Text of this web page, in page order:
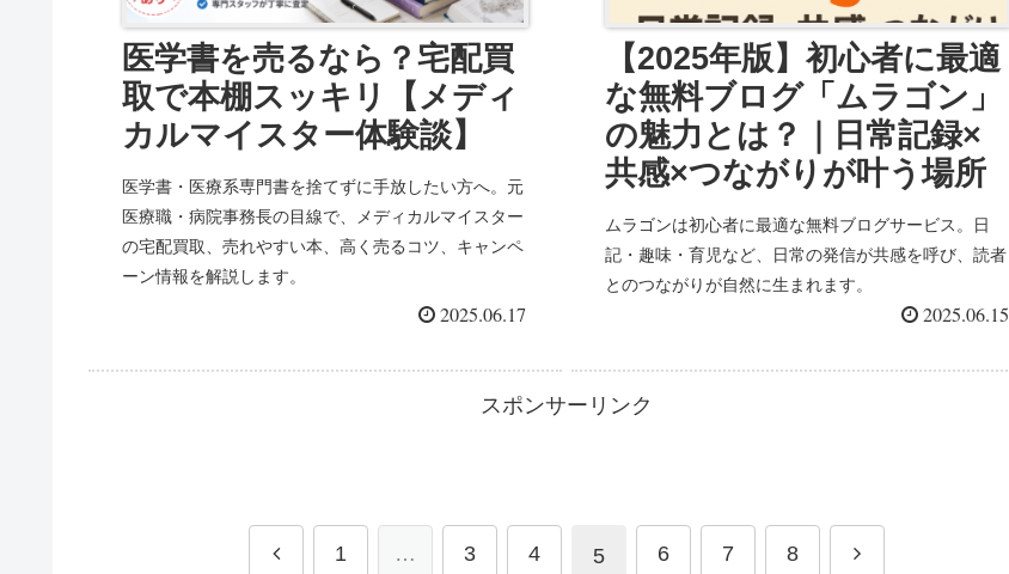
医学書を売るなら？宅配買
取で本棚スッキリ【メディ
カルマイスター体験談】
医学書・医療系専門書を捨てずに手放したい方へ。元
医療職・病院事務長の目線で、メディカルマイスター
の宅配買取、売れやすい本、高く売るコツ、キャンペ
ーン情報を解説します。
2025.06.17
【2025年版】初心者に最適
な無料ブログ「ムラゴン」
の魅力とは？｜日常記録×
共感×つながりが叶う場所
ムラゴンは初心者に最適な無料ブログサービス。日
記・趣味・育児など、日常の発信が共感を呼び、読者
とのつながりが自然に生まれます。
2025.06.15
スポンサーリンク
1 … 3 4 5 6 7 8